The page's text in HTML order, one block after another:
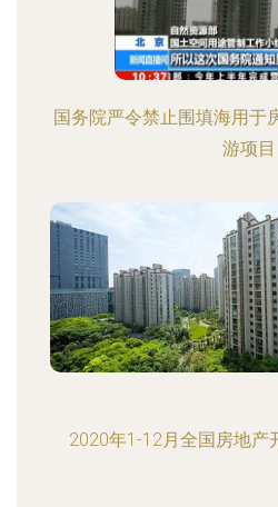
国务院严令禁止围填海用于
游项目
2020年1-12月全国房地产